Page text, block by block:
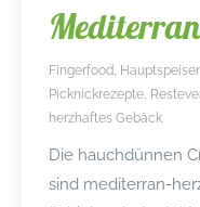
Fingerfood
Picknickrezepte
herzhaftes Gebäck
Die hauchdünnen
sind mediterran-